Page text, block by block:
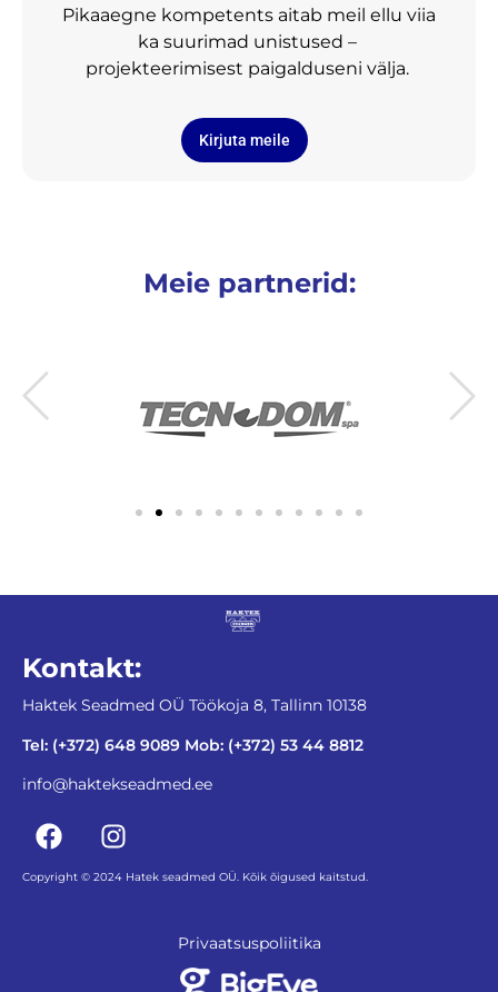
Pikaaegne kompetents aitab meil ellu viia
ka suurimad unistused –
projekteerimisest paigalduseni välja.
Kirjuta meile
Meie partnerid:
Kontakt:
Haktek Seadmed OÜ Töökoja 8, Tallinn 10138
Tel: (+372) 648 9089 Mob: (+372) 53 44 8812
info@haktekseadmed.ee
Copyright © 2024 Hatek seadmed OÜ. Kõik õigused kaitstud.
Privaatsuspoliitika